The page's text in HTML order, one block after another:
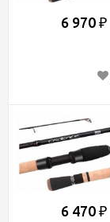
6 970 ₽
6 470 ₽